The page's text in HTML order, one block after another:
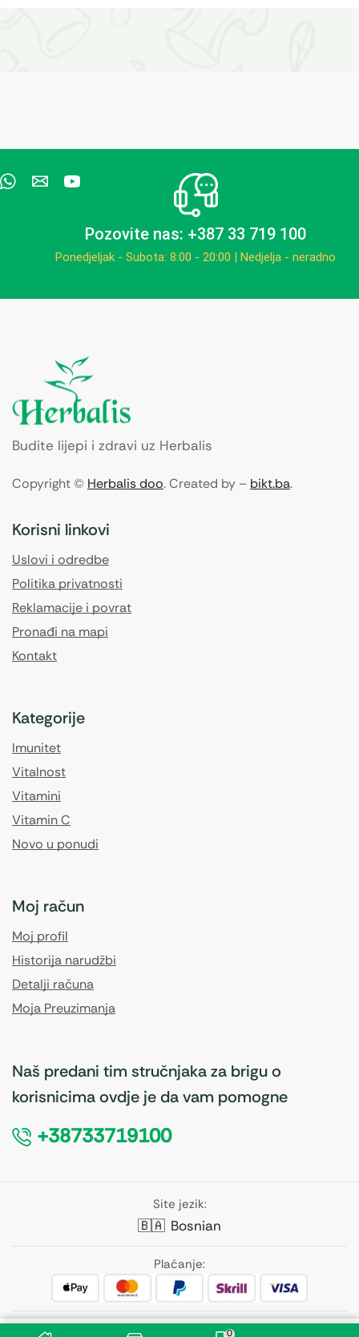
0
Pozovite nas: +387 33 719 100
Ponedjeljak - Subota: 8:00 - 20:00 | Nedjelja - neradno
Budite lijepi i zdravi uz Herbalis
Copyright © Herbalis doo. Created by – bikt.ba.
Korisni linkovi
Uslovi i odredbe
Politika privatnosti
Reklamacije i povrat
Pronađi na mapi
Kontakt
Kategorije
Imunitet
Vitalnost
Vitamini
Vitamin C
Novo u ponudi
Moj račun
Moj profil
Historija narudžbi
Detalji računa
Moja Preuzimanja
Naš predani tim stručnjaka za brigu o
korisnicima ovdje je da vam pomogne
+38733719100
Site jezik:
🇧🇦 Bosnian
Plaćanje: